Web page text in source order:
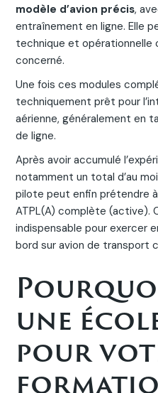
modèle d’avion précis,
entraînement en ligne. Elle
technique et opérationnelle
concerné.
Une fois ces modules
techniquement prêt pour
aérienne, généralement en
de ligne.
Après avoir accumulé
notamment un total d’au
pilote peut enfin prétendre
ATPL(A) complète (active).
indispensable pour exercer
bord sur avion de transport
une
pour